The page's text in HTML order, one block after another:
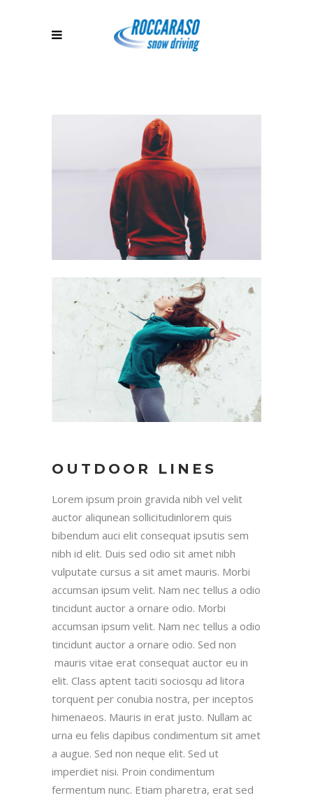
OUTDOOR LINES
Lorem ipsum proin gravida nibh vel velit
auctor aliqunean sollicitudinlorem quis
bibendum auci elit consequat ipsutis sem
nibh id elit. Duis sed odio sit amet nibh
vulputate cursus a sit amet mauris. Morbi
accumsan ipsum velit. Nam nec tellus a odio
tincidunt auctor a ornare odio. Morbi
accumsan ipsum velit. Nam nec tellus a odio
tincidunt auctor a ornare odio. Sed non
mauris vitae erat consequat auctor eu in
elit. Class aptent taciti sociosqu ad litora
torquent per conubia nostra, per inceptos
himenaeos. Mauris in erat justo. Nullam ac
urna eu felis dapibus condimentum sit amet
a augue. Sed non neque elit. Sed ut
imperdiet nisi. Proin condimentum
fermentum nunc. Etiam pharetra, erat sed